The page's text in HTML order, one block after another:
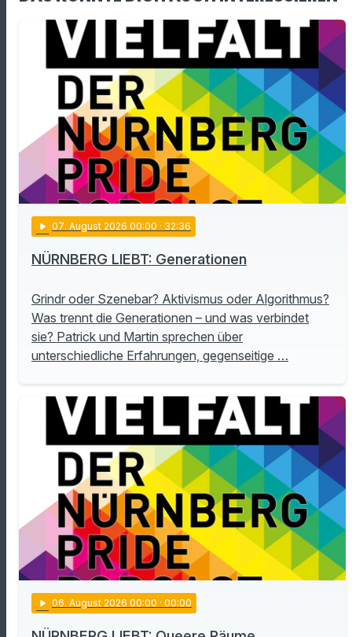
play_arrow 07. August 2026 00:00 · 32:36
NÜRNBERG LIEBT: Generationen
Grindr oder Szenebar? Aktivismus oder Algorithmus?
Was trennt die Generationen – und was verbindet
sie? Patrick und Martin sprechen über
unterschiedliche Erfahrungen, gegenseitige …
play_arrow 06. August 2026 00:00 · 00:00